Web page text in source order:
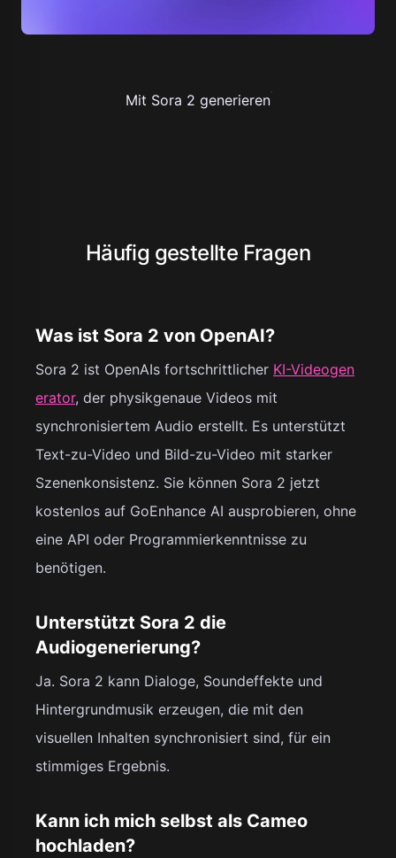
Mit Sora 2 generieren
Häufig gestellte Fragen
Was ist Sora 2 von OpenAI?
Sora 2 ist OpenAIs fortschrittlicher KI-Videogen
erator, der physikgenaue Videos mit
synchronisiertem Audio erstellt. Es unterstützt
Text-zu-Video und Bild-zu-Video mit starker
Szenenkonsistenz. Sie können Sora 2 jetzt
kostenlos auf GoEnhance AI ausprobieren, ohne
eine API oder Programmierkenntnisse zu
benötigen.
Unterstützt Sora 2 die
Audiogenerierung?
Ja. Sora 2 kann Dialoge, Soundeffekte und
Hintergrundmusik erzeugen, die mit den
visuellen Inhalten synchronisiert sind, für ein
stimmiges Ergebnis.
Kann ich mich selbst als Cameo
hochladen?